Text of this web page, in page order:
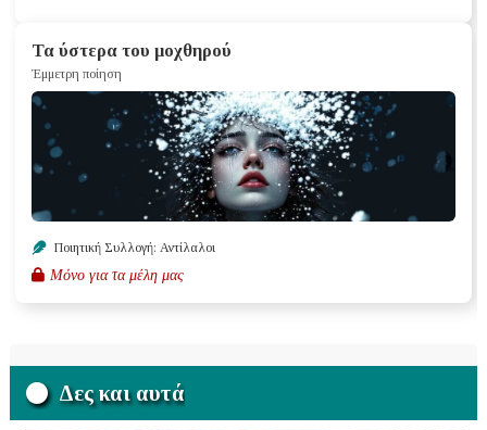
Τα ύστερα του μοχθηρού
Έμμετρη ποίηση
Ποιητική Συλλογή: Αντίλαλοι
Μόνο για τα μέλη μας
Δες και αυτά